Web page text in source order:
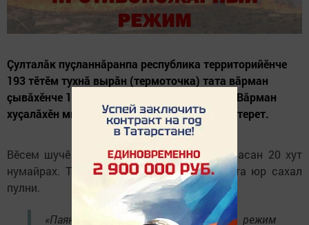
Çулталăк пуçланнăранпа республика территорийӗнче
193 тӗтӗм тухнă вырăн (термоточка) тата вăрман
çывăхӗнче 162 пушар регистрациленине ТР Вăрман
хуçалăхӗн министерствин пресс-служби пӗлтерет.
Вӗсем шучӗ пӗлтерхи тапхăрпа танлаштарасан 20 хут
нумайрах. Тӗп сăлтав – ăшă çанталăк тата юр сахал
пулни.
«Паян Тутарстанра пушара хирӗле режим